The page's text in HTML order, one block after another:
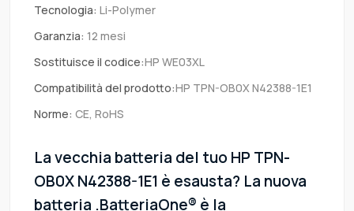
Tecnologia: Li-Polymer
Garanzia: 12 mesi
Sostituisce il codice:HP WE03XL
Compatibilità del prodotto:HP TPN-OB0X N42388-1E1
Norme: CE, RoHS
La vecchia batteria del tuo HP TPN-
OB0X N42388-1E1 è esausta? La nuova
batteria .BatteriaOne® è la